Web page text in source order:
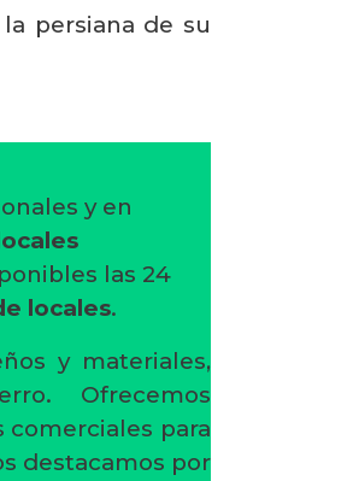
persiana de su
y en
las 24
locales.
y materiales,
Ofrecemos
comerciales para
destacamos por